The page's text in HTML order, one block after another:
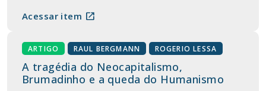
Acessar item open_in_new
ARTIGO RAUL BERGMANN ROGERIO LESSA
A tragédia do Neocapitalismo,
Brumadinho e a queda do Humanismo